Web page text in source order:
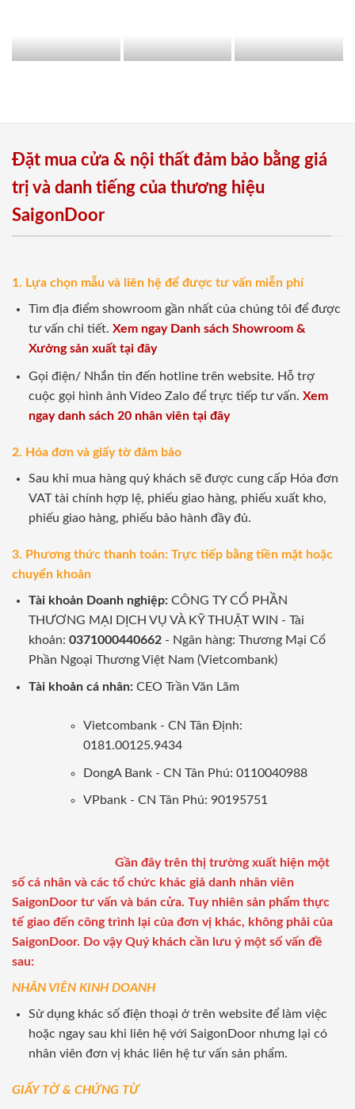
Đặt mua cửa & nội thất đảm bảo bằng giá
trị và danh tiếng của thương hiệu
SaigonDoor
1. Lựa chọn mẫu và liên hệ để được tư vấn miễn phí
Tìm địa điểm showroom gần nhất của chúng tôi để được
tư vấn chi tiết. Xem ngay Danh sách Showroom &
Xưởng sản xuất tại đây
Gọi điện/ Nhắn tin đến hotline trên website. Hỗ trợ
cuộc gọi hình ảnh Video Zalo để trực tiếp tư vấn. Xem
ngay danh sách 20 nhân viên tại đây
2. Hóa đơn và giấy tờ đảm bảo
Sau khi mua hàng quý khách sẽ được cung cấp Hóa đơn
VAT tài chính hợp lệ, phiếu giao hàng, phiếu xuất kho,
phiếu giao hàng, phiếu bảo hành đầy đủ.
3. Phương thức thanh toán: Trực tiếp bằng tiền mặt hoặc
chuyển khoản
Tài khoản Doanh nghiệp:CÔNG TY CỔ PHẦN
THƯƠNG MẠI DỊCH VỤ VÀ KỸ THUẬT WIN - Tài
khoản: 0371000440662- Ngân hàng: Thương Mại Cổ
Phần Ngoại Thương Việt Nam (Vietcombank)
Tài khoản cá nhân: CEO Trần Văn Lãm
Vietcombank - CN Tân Định:
0181.00125.9434
DongA Bank - CN Tân Phú: 0110040988
VPbank - CN Tân Phú: 90195751
Gần đây trên thị trường xuất hiện một
số cá nhân và các tổ chức khác giả danh nhân viên
SaigonDoor tư vấn và bán cửa. Tuy nhiên sản phẩm thực
tế giao đến công trình lại của đơn vị khác, không phải của
SaigonDoor. Do vậy Quý khách cần lưu ý một số vấn đề
sau:
NHÂN VIÊN KINH DOANH
Sử dụng khác số điện thoại ở trên website để làm việc
hoặc ngay sau khi liên hệ với SaigonDoor nhưng lại có
nhân viên đơn vị khác liên hệ tư vấn sản phẩm.
GIẤY TỜ & CHỨNG TỪ